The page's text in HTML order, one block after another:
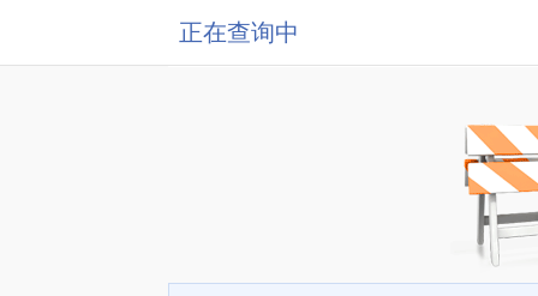
正在查询中